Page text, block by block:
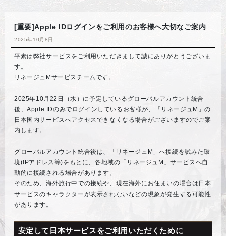
[重要]Apple IDログインをご利用のお客様へ大切なご案内
2025年10月8日
平素は弊社サービスをご利用いただきまして誠にありがとうございま
す。
リネージュMサービスチームです。
2025年10月22日（水）に予定しているグローバルアカウント統合
後、Apple IDのみでログインしているお客様が、「リネージュM」の
日本国内サービスへアクセスできなくなる場合がございますのでご案
内します。
グローバルアカウント統合後は、「リネージュM」へ接続を試みた環
境(IPアドレス等)をもとに、各地域の「リネージュM」サービスへ自
動的に接続される場合があります。
そのため、海外旅行中での接続や、現在海外にお住まいの場合は日本
サービスのキャラクターが表示されないなどの現象が発生する可能性
があります。
安定して日本サービスをご利用いただくために